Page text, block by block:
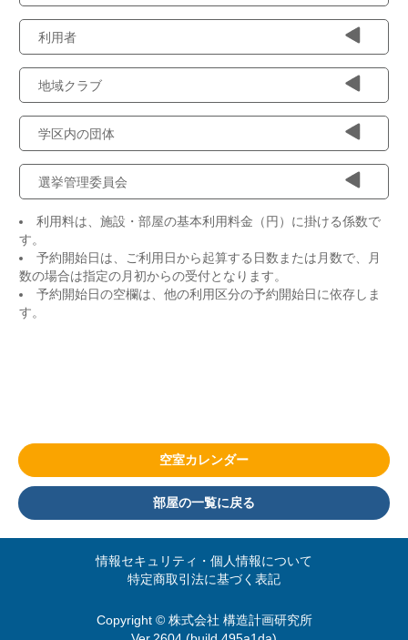
利用者
地域クラブ
学区内の団体
選挙管理委員会
利用料は、施設・部屋の基本利用料金（円）に掛ける係数で
す。
予約開始日は、ご利用日から起算する日数または月数で、月
数の場合は指定の月初からの受付となります。
予約開始日の空欄は、他の利用区分の予約開始日に依存しま
す。
部屋の一覧に戻る
空室カレンダー
情報セキュリティ・個人情報について
特定商取引法に基づく表記
Copyright © 株式会社 構造計画研究所